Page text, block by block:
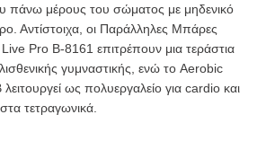
πάνω μέρους του σώματος με μηδενικό
Αντίστοιχα, οι Παράλληλες Μπάρες
Pro Β-8161 επιτρέπουν μια τεράστια
γυμναστικής, ενώ το Aerobic
ως πολυεργαλείο για cardio και
τετραγωνικά.